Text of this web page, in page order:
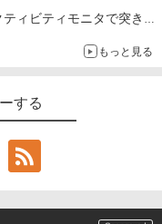
ィビティモニタで突き止
もっと見る
する